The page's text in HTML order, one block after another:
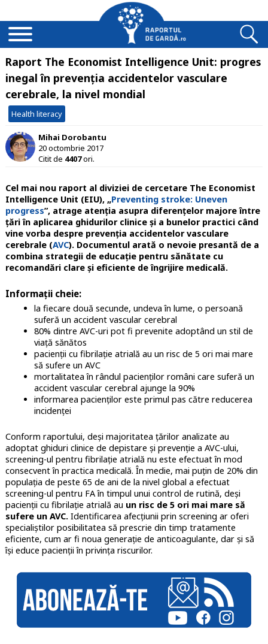
Raport The Economist Intelligence Unit: progres
inegal în prevenția accidentelor vasculare
cerebrale, la nivel mondial
Health literacy
Mihai Dorobantu
20 octombrie 2017
Citit de 4407ori.
Cel mai nou raport al diviziei de cercetare The Economist
Intelligence Unit (EIU), „Preventing stroke: Uneven
progress”, atrage atenția asupra diferențelor majore între
țări în aplicarea ghidurilor clinice și a bunelor practici când
vine vorba despre prevenția accidentelor vasculare
cerebrale (AVC). Documentul arată o nevoie presantă de a
combina strategii de educație pentru sănătate cu
recomandări clare și eficiente de îngrijire medicală.
Informații cheie:
la fiecare două secunde, undeva în lume, o persoană
suferă un accident vascular cerebral
80% dintre AVC-uri pot fi prevenite adoptând un stil de
viață sănătos
pacienții cu fibrilație atrială au un risc de 5 ori mai mare
să sufere un AVC
mortalitatea în rândul pacienților români care suferă un
accident vascular cerebral ajunge la 90%
informarea pacienților este primul pas către reducerea
incidenței
Conform raportului, deși majoritatea țărilor analizate au
adoptat ghiduri clinice de depistare și prevenție a AVC-ului,
screening-ul pentru fibrilație atrială nu este efectuat în mod
consecvent în practica medicală. În medie, mai puțin de 20% din
populația de peste 65 de ani de la nivel global a efectuat
screening-ul pentru FA în timpul unui control de rutină, deși
pacienții cu fibrilație atrială au un risc de 5 ori mai mare să
sufere un AVC. Identificarea afecțiunii prin screening ar oferi
specialiștilor posibilitatea să prescrie din timp tratamente
eficiente, cum ar fi noua generație de anticoagulante, dar și să
își educe pacienții în privința riscurilor.